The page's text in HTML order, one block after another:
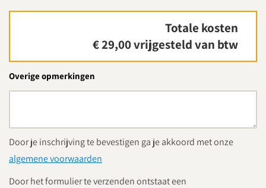
Totale kosten
€ 29,00vrijgesteld van btw
Overige opmerkingen
Door je inschrijving te bevestigen ga je akkoord met onze
algemene voorwaarden
Door het formulier te verzenden ontstaat een